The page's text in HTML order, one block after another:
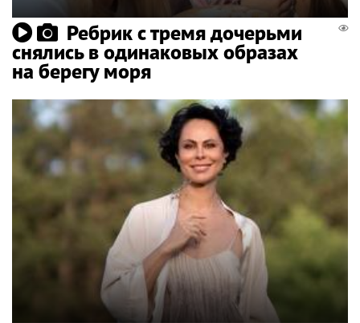
Ребрик с тремя дочерьми
снялись в одинаковых образах
на берегу моря